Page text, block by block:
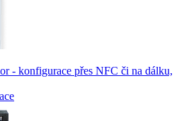
- konfigurace přes NFC či na dálku,